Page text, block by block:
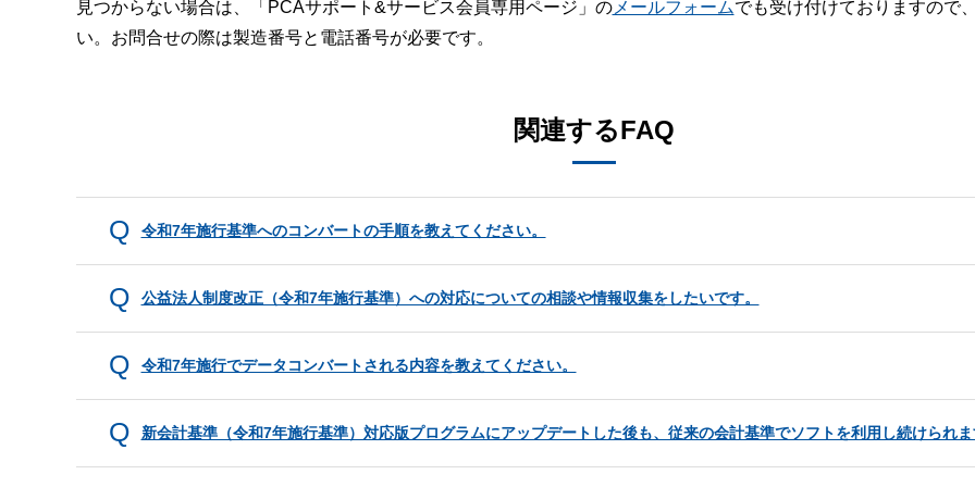
見つからない場合は、「PCAサポート&サービス会員専用ページ」のメールフォームでも受け付けておりますので
い。お問合せの際は製造番号と電話番号が必要です。
関連するFAQ
令和7年施行基準へのコンバートの手順を教えてください。
公益法人制度改正（令和7年施行基準）への対応についての相談や情報収集をしたいです。
令和7年施行でデータコンバートされる内容を教えてください。
新会計基準（令和7年施行基準）対応版プログラムにアップデートした後も、従来の会計基準でソフトを利用し続けられま